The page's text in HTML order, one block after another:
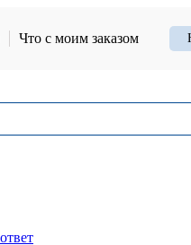
Что с моим заказом